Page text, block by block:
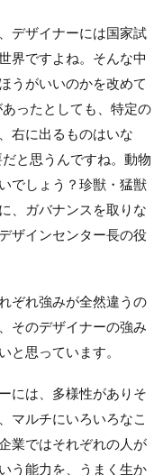
デザイナーには国家試
界ですよね。そんな中
うがいいのかを改めて
ったとしても、特定の
右に出るものはいな
と思うんですね。動物
でしょう？珍獣・猛獣
、ガバナンスを取りな
ザインセンター長の役
ぞれ強みが全然違うの
そのデザイナーの強み
と思っています。
には、多様性がありそ
マルチにいろいろなこ
業ではそれぞれの人が
う能力を、うまく生か